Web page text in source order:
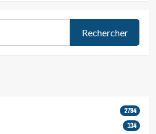
2794
134